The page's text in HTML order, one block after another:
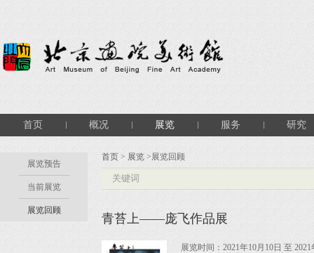
首页 概况 展览 服务 研究
展览预告
当前展览
展览回顾
首页 > 展览 >展览回顾
青苔上——庞飞作品展
展览时间：2021年10月10日 至 2021